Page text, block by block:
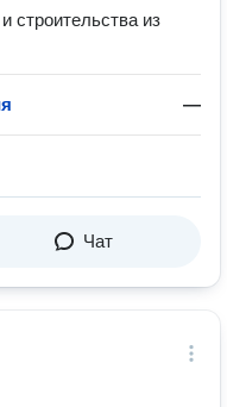
строительства из
—
Чат